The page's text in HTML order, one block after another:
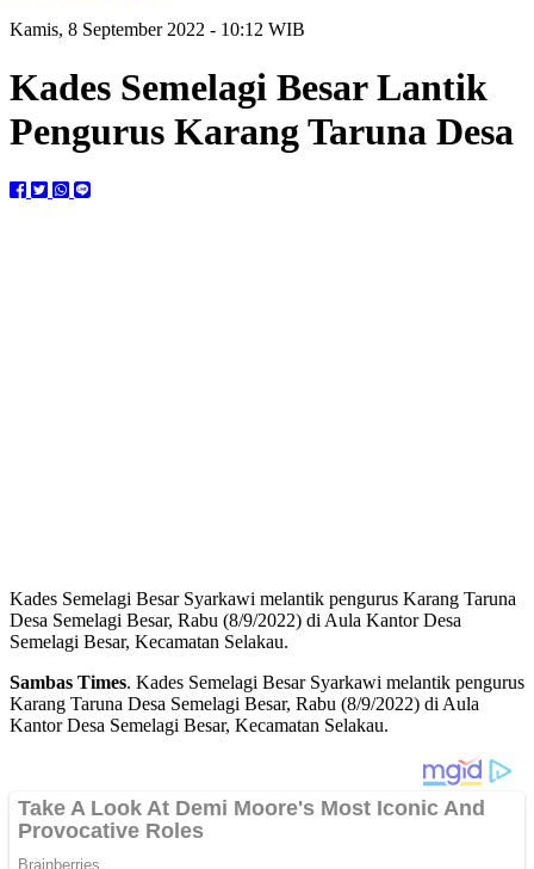
Kamis, 8 September 2022 - 10:12 WIB
Kades Semelagi Besar Lantik
Pengurus Karang Taruna Desa
Kades Semelagi Besar Syarkawi melantik pengurus Karang Taruna
Desa Semelagi Besar, Rabu (8/9/2022) di Aula Kantor Desa
Semelagi Besar, Kecamatan Selakau.
Sambas Times. Kades Semelagi Besar Syarkawi melantik pengurus
Karang Taruna Desa Semelagi Besar, Rabu (8/9/2022) di Aula
Kantor Desa Semelagi Besar, Kecamatan Selakau.